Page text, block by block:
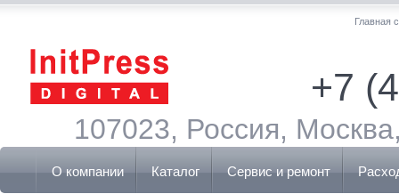
Главная
+7
107023, Россия,
О компании Каталог Сервис и ремонт